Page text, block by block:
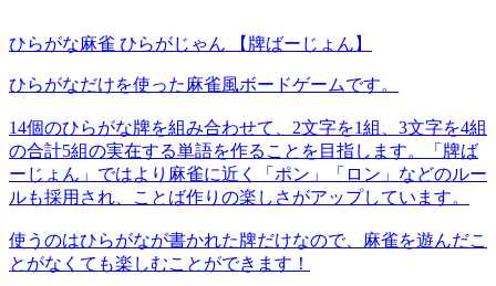
ひらがな麻雀 ひらがじゃん 【牌ばーじょん】
ひらがなだけを使った麻雀風ボードゲームです。
14個のひらがな牌を組み合わせて、2文字を1組、3文字を4組
の合計5組の実在する単語を作ることを目指します。「牌ば
ーじょん」ではより麻雀に近く「ポン」「ロン」などのルー
ルも採用され、ことば作りの楽しさがアップしています。
使うのはひらがなが書かれた牌だけなので、麻雀を遊んだこ
とがなくても楽しむことができます！